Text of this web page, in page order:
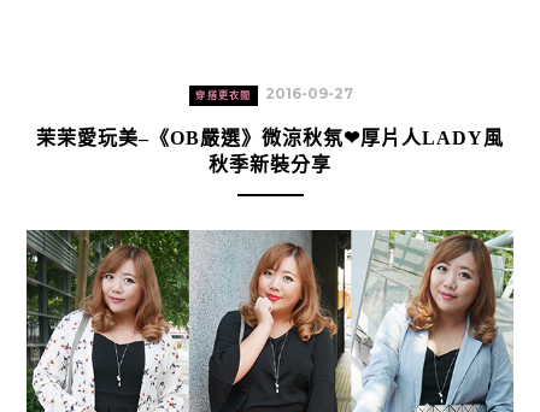
穿搭更衣間 2016-09-27
茉茉愛玩美–《OB嚴選》微涼秋氛❤厚片人LADY風
秋季新裝分享